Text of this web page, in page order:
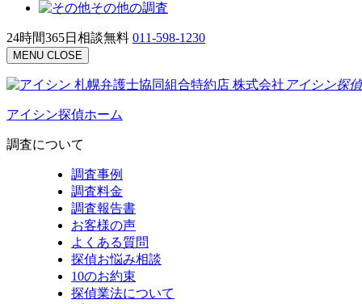
その他の調査
24時間365日相談無料 011-598-1230
MENU CLOSE
札幌弁護士協同組合特約店 株式会社 アイシン探
アイシン探偵ホーム
調査について
調査事例
調査料金
調査報告書
お客様の声
よくある質問
探偵お悩み相談
10のお約束
探偵業法について